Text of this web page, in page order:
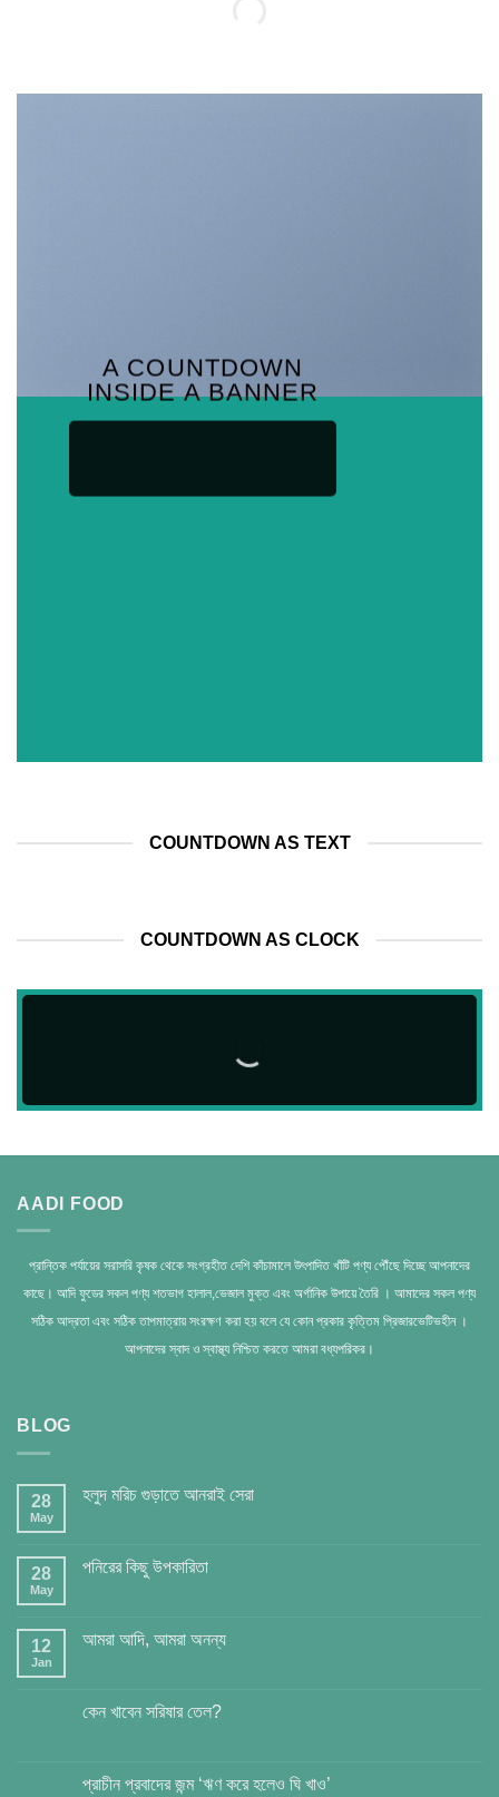
A COUNTDOWN
INSIDE A BANNER
COUNTDOWN AS TEXT
COUNTDOWN AS CLOCK
AADI FOOD
প্রান্তিক পর্যায়ের সরাসরি কৃষক থেকে সংগ্রহীত দেশি কাঁচামালে উৎপাদিত খাঁটি পণ্য পৌঁছে দিচ্ছে আপনাদের
কাছে। আদি ফুডের সকল পণ্য শতভাগ হালাল,ভেজাল মুক্ত এবং অর্গানিক উপায়ে তৈরি । আমাদের সকল পণ্য
সঠিক আদ্রতা এবং সঠিক তাপমাত্রায় সংরক্ষণ করা হয় বলে যে কোন প্রকার কৃত্তিম প্রিজারভেটিভহীন ।
আপনাদের স্বাদ ও স্বাস্থ্য নিশ্চিত করতে আমরা বধ্যপরিকর।
BLOG
28
May
হলুদ মরিচ গুড়াতে আনরাই সেরা
28
May
পনিরের কিছু উপকারিতা
12
Jan
আমরা আদি, আমরা অনন্য
কেন খাবেন সরিষার তেল?
প্রাচীন প্রবাদের জন্ম ‘ঋণ করে হলেও ঘি খাও’